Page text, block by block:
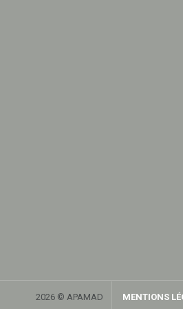
2026 © APAMAD MENTIONS